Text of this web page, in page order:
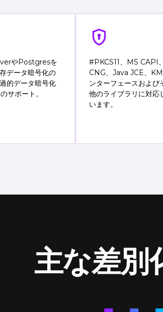
やPostgresを
データ暗号化の
的データ暗号化
サポート。
#PKCS11、MS CAPI
CNG、Java JCE、
ンターフェースおよび
他のライブラリに対応
います。
主な差別